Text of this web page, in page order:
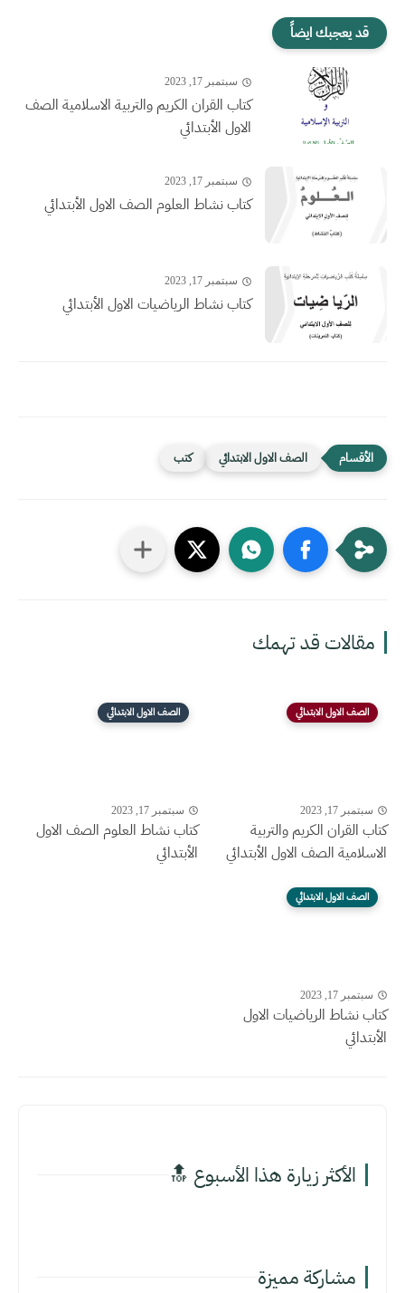
قد يعجبك ايضاً
سبتمبر 17, 2023
كتاب القران الكريم والتربية الاسلامية الصف
الاول الأبتدائي
سبتمبر 17, 2023
كتاب نشاط العلوم الصف الاول الأبتدائي
سبتمبر 17, 2023
كتاب نشاط الرياضيات الاول الأبتدائي
الصف الاول الابتدائي كتب
مقالات قد تهمك
الصف الاول الابتدائي
سبتمبر 17, 2023
كتاب القران الكريم والتربية
الاسلامية الصف الاول الأبتدائي
الصف الاول الابتدائي
سبتمبر 17, 2023
كتاب نشاط العلوم الصف الاول
الأبتدائي
الصف الاول الابتدائي
سبتمبر 17, 2023
كتاب نشاط الرياضيات الاول
الأبتدائي
الأكثر زيارة هذا الأسبوع 🔝
مشاركة مميزة